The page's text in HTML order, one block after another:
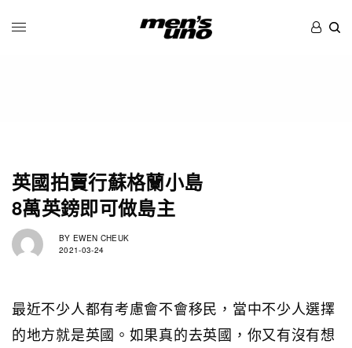
英國拍賣行蘇格蘭小島
8萬英鎊即可做島主
BY EWEN CHEUK
2021-03-24
最近不少人都有考慮會不會移民，當中不少人選擇
的地方就是英國。如果真的去英國，你又有沒有想